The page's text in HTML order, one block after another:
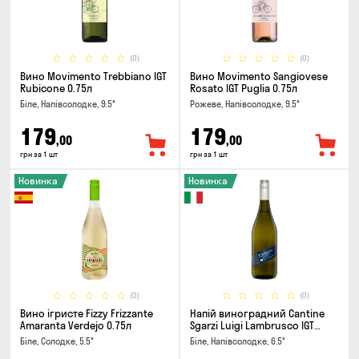
(0)
Вино Movimento Trebbiano IGT
Rubicone 0.75л
Біле, Напівсолодке, 9.5°
179,00
грн за 1 шт
(0)
Вино Movimento Sangiovese
Rosato IGT Puglia 0.75л
Рожеве, Напівсолодке, 9.5°
179,00
грн за 1 шт
(0)
Новинка
Вино ігристе Fizzy Frizzante
Amaranta Verdejo 0.75л
Біле, Солодке, 5.5°
(0)
Новинка
Напій виноградний Cantine
Sgarzi Luigi Lambrusco IGT
Emilia Bianca Frizziante 0.75л
Біле, Напівсолодке, 6.5°